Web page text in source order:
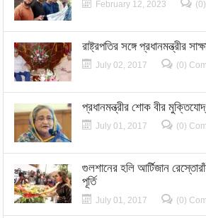
February 12, 2023
রাষ্ট্রপতির সঙ্গে প্রধানমন্ত্রীর
July 02, 2017 (0)
প্রধানমন্ত্রীর শোক বীর
July 01, 2017 (0)
গুলশানের হলি আর্টিজান
পূর্তি
July 01, 2017 (0)